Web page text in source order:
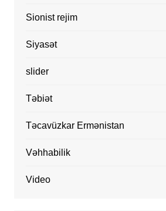
Sionist rejim
Siyasət
slider
Təbiət
Təcavüzkar Ermənistan
Vəhhabilik
Video